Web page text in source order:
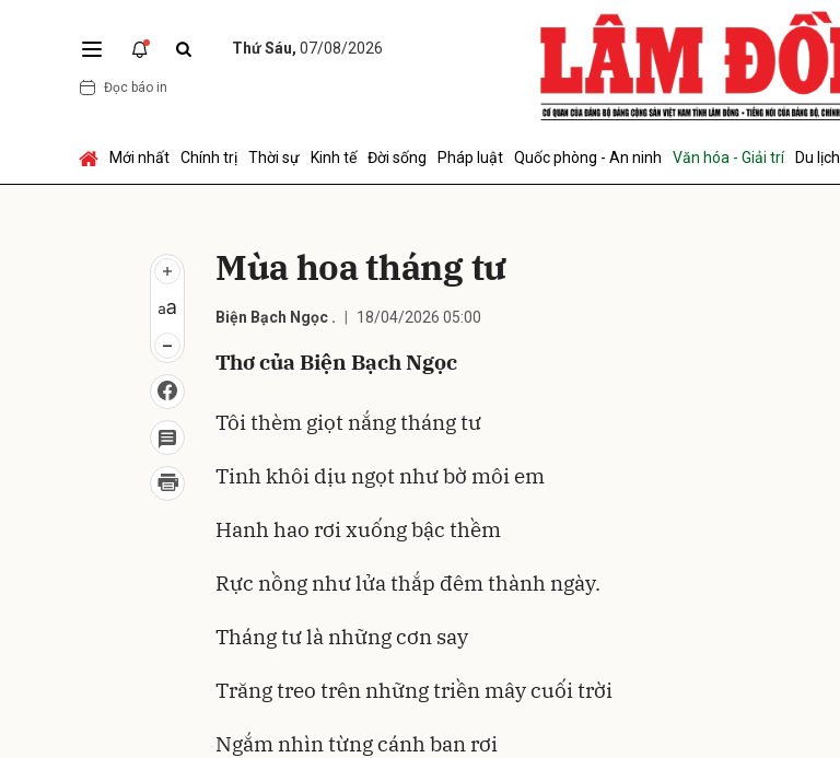
Thứ Sáu, 07/08/2026
Đọc báo in
Mới nhất Chính trị Thời sự Kinh tế Đời sống Pháp luật Quốc phòng - An ninh Văn hóa - Giải trí Du lịch
Mùa hoa tháng tư
Biện Bạch Ngọc . 18/04/2026 05:00
Thơ của Biện Bạch Ngọc
Tôi thèm giọt nắng tháng tư
Tinh khôi dịu ngọt như bờ môi em
Hanh hao rơi xuống bậc thềm
Rực nồng như lửa thắp đêm thành ngày.
Tháng tư là những cơn say
Trăng treo trên những triền mây cuối trời
Ngắm nhìn từng cánh ban rơi
Gửi bình luận